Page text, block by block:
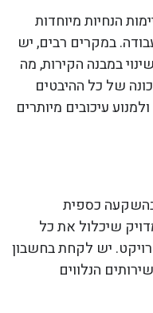
הנחיות מיוחדות
במקרים רבים, יש
במבנה הקירות, מה
של כל ההיבטים
עיכובים מיותרים
בהשקעה כספית
שיכלול את כל
יש לקחת בחשבון
הנלווים